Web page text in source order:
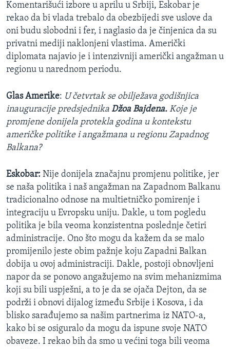
Komentarišući izbore u aprilu u Srbiji, Eskobar je
rekao da bi vlada trebalo da obezbijedi sve uslove da
oni budu slobodni i fer, i naglasio da je činjenica da su
privatni mediji naklonjeni vlastima. Američki
diplomata najavio je i intenzivniji američki angažman u
regionu u narednom periodu.
Glas Amerike: U četvrtak se obilježava godišnjica
inauguracije predsjednika Džoa Bajdena. Koje je
promjene donijela protekla godina u kontekstu
američke politike i angažmana u regionu Zapadnog
Balkana?
Eskobar: Nije donijela značajnu promjenu politike, jer
se naša politika i naš angažman na Zapadnom Balkanu
tradicionalno odnose na multietničko pomirenje i
integraciju u Evropsku uniju. Dakle, u tom pogledu
politika je bila veoma konzistentna poslednje četiri
administracije. Ono što mogu da kažem da se malo
promijenilo jeste obim pažnje koju Zapadni Balkan
dobija u ovoj administraciji. Dakle, postoji obnovljeni
napor da se ponovo angažujemo na svim mehanizmima
koji su bili uspješni, a to je da se ojača Dejton, da se
podrži i obnovi dijalog između Srbije i Kosova, i da
blisko sarađujemo sa našim partnerima iz NATO-a,
kako bi se osiguralo da mogu da ispune svoje NATO
obaveze. I rekao bih da smo u većini toga bili veoma